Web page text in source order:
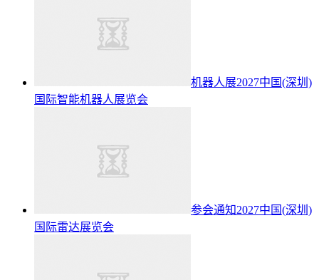
机器人展2027中国(深圳)
国际智能机器人展览会
参会通知2027中国(深圳)
国际雷达展览会